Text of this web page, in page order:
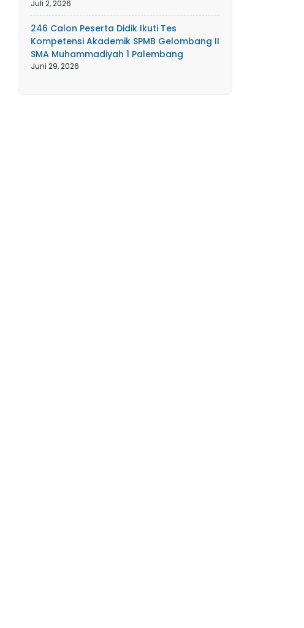
Juli 2, 2026
246 Calon Peserta Didik Ikuti Tes
Kompetensi Akademik SPMB Gelombang II
SMA Muhammadiyah 1 Palembang
Juni 29, 2026